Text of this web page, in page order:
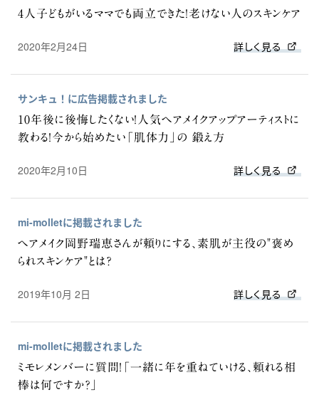
4人子どもがいるママでも両立できた！老けない人のスキンケア
2020年2月24日 詳しく見る
サンキュ！に広告掲載されました
10年後に後悔したくない！人気ヘアメイクアップアーティストに
教わる！今から始めたい「肌体力」の 鍛え方
2020年2月10日 詳しく見る
mi-molletに掲載されました
ヘアメイク岡野瑞恵さんが頼りにする、素肌が主役の"褒め
られスキンケア"とは？
2019年10月 2日 詳しく見る
mi-molletに掲載されました
ミモレメンバーに質問！「一緒に年を重ねていける、頼れる相
棒は何ですか？」